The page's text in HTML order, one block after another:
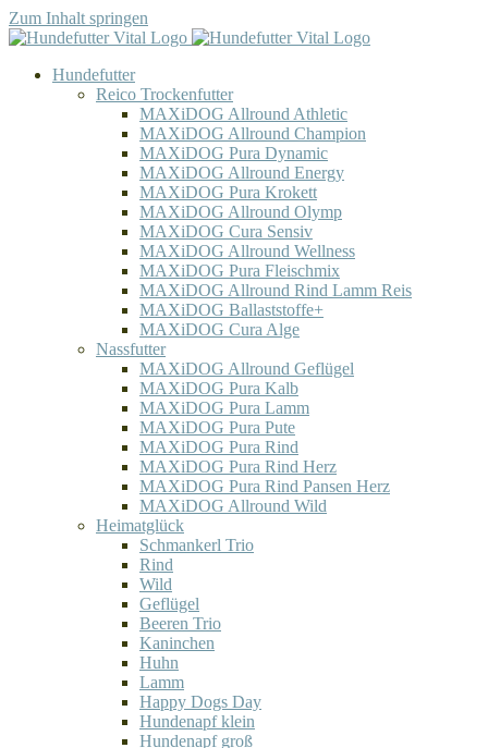
Zum Inhalt springen
Hundefutter
Reico Trockenfutter
MAXiDOG Allround Athletic
MAXiDOG Allround Champion
MAXiDOG Pura Dynamic
MAXiDOG Allround Energy
MAXiDOG Pura Krokett
MAXiDOG Allround Olymp
MAXiDOG Cura Sensiv
MAXiDOG Allround Wellness
MAXiDOG Pura Fleischmix
MAXiDOG Allround Rind Lamm Reis
MAXiDOG Ballaststoffe+
MAXiDOG Cura Alge
Nassfutter
MAXiDOG Allround Geflügel
MAXiDOG Pura Kalb
MAXiDOG Pura Lamm
MAXiDOG Pura Pute
MAXiDOG Pura Rind
MAXiDOG Pura Rind Herz
MAXiDOG Pura Rind Pansen Herz
MAXiDOG Allround Wild
Heimatglück
Schmankerl Trio
Rind
Wild
Geflügel
Beeren Trio
Kaninchen
Huhn
Lamm
Happy Dogs Day
Hundenapf klein
Hundenapf groß